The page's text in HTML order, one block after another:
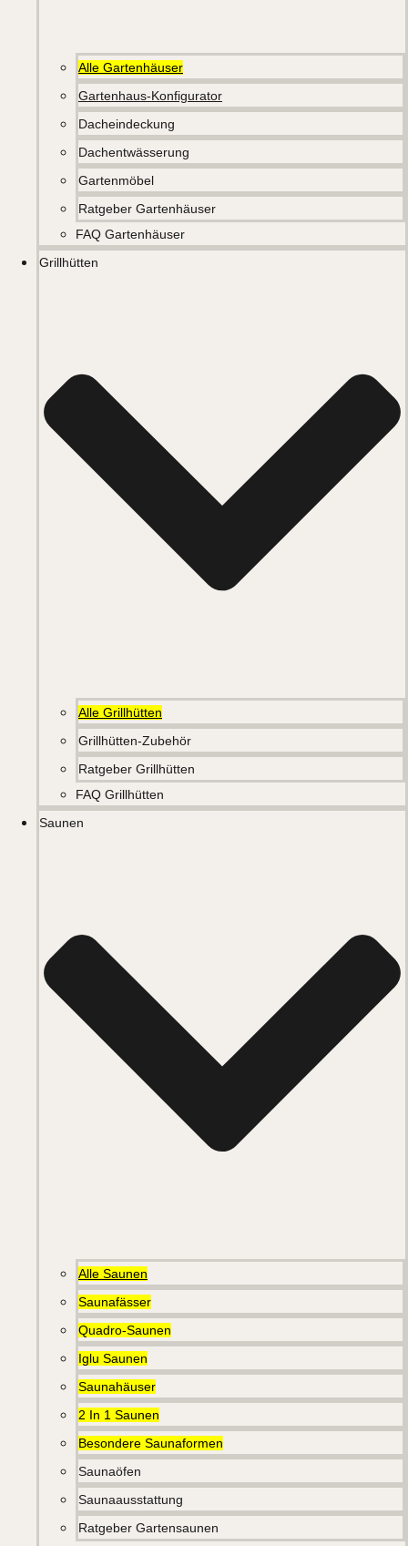
Alle Gartenhäuser
Gartenhaus-Konfigurator
Dacheindeckung
Dachentwässerung
Gartenmöbel
Ratgeber Gartenhäuser
FAQ Gartenhäuser
Grillhütten
Alle Grillhütten
Grillhütten-Zubehör
Ratgeber Grillhütten
FAQ Grillhütten
Saunen
Alle Saunen
Saunafässer
Quadro-Saunen
Iglu Saunen
Saunahäuser
2 In 1 Saunen
Besondere Saunaformen
Saunaöfen
Saunaausstattung
Ratgeber Gartensaunen